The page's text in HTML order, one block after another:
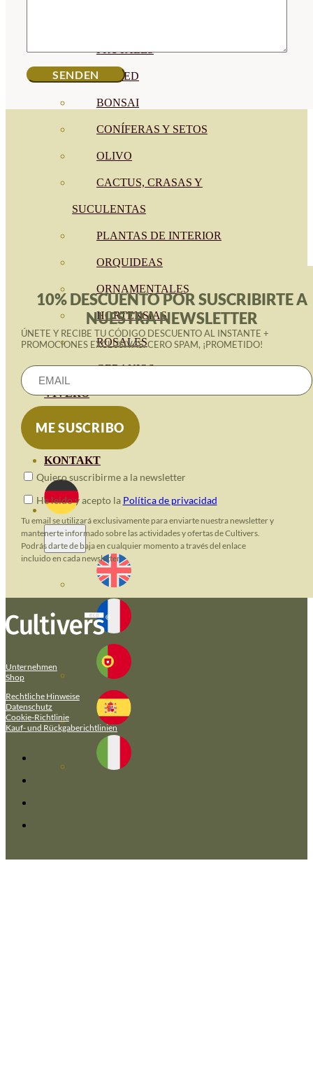
FRUTALES
CÉSPED
BONSAI
CONÍFERAS Y SETOS
OLIVO
CACTUS, CRASAS Y
SUCULENTAS
PLANTAS DE INTERIOR
ORQUIDEAS
ORNAMENTALES
HORTENSIAS
ROSALES
GERANIOS
VIVERO
KONTAKT
10% DESCUENTO POR SUSCRIBIRTE A
NUESTRA NEWSLETTER
ÚNETE Y RECIBE TU CÓDIGO DESCUENTO AL INSTANTE +
PROMOCIONES EXCLUSIVAS. CERO SPAM, ¡PROMETIDO!
Quiero suscribirme a la newsletter
He leido y acepto la Política de privacidad
Tu email se utilizará exclusivamente para enviarte nuestra newsletter y
mantenerte informado sobre las actividades y ofertas de Cultivers.
Podrás darte de baja en cualquier momento a través del enlace
incluido en cada newsletter.
Unternehmen
Shop
Rechtliche Hinweise
Datenschutz
Cookie-Richtlinie
Kauf- und Rückgaberichtlinien